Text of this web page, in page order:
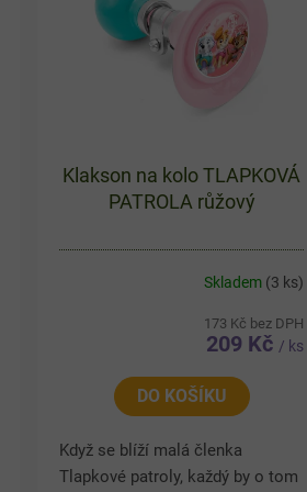
Klakson na kolo TLAPKOVÁ
PATROLA růžový
Skladem (3 ks)
173 Kč bez DPH
209 Kč / ks
DO KOŠÍKU
Když se blíží malá členka
Tlapkové patroly, každý by o tom